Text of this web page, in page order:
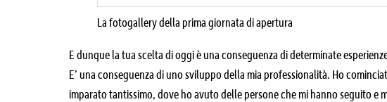
La fotogallery della prima giornata di apertura
E dunque la tua scelta di oggi è una conseguenza di determinate
E’ una conseguenza di uno sviluppo della mia professionalità. Ho
imparato tantissimo, dove ho avuto delle persone che mi hanno seguito e